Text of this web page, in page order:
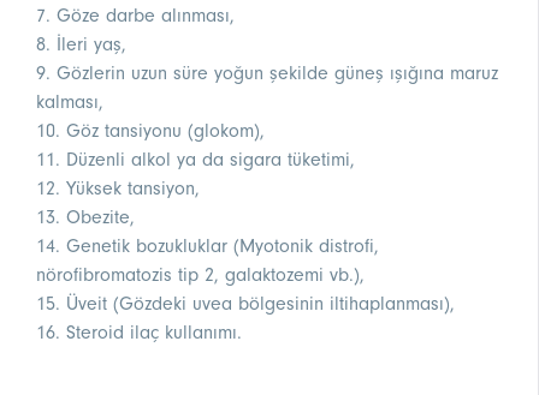
7. Göze darbe alınması,
8. İleri yaş,
9. Gözlerin uzun süre yoğun şekilde güneş ışığına maruz
kalması,
10. Göz tansiyonu (glokom),
11. Düzenli alkol ya da sigara tüketimi,
12. Yüksek tansiyon,
13. Obezite,
14. Genetik bozukluklar (Myotonik distrofi,
nörofibromatozis tip 2, galaktozemi vb.),
15. Üveit (Gözdeki uvea bölgesinin iltihaplanması),
16. Steroid ilaç kullanımı.